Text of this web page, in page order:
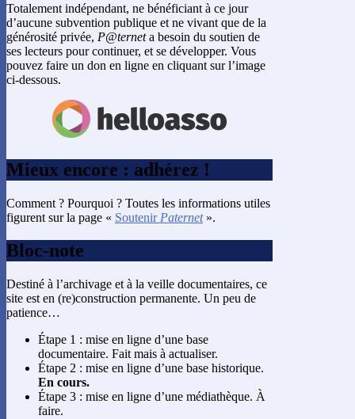
Totalement indépendant, ne bénéficiant à ce jour
d’aucune subvention publique et ne vivant que de la
générosité privée, P@terneta besoin du soutien de
ses lecteurs pour continuer, et se développer. Vous
pouvez faire un don en ligne en cliquant sur l’image
ci-dessous.
Mieux encore : adhérez !
Comment ? Pourquoi ? Toutes les informations utiles
figurent sur la page « Soutenir Paternet».
Bloc-note
Destiné à l’archivage et à la veille documentaires, ce
site est en (re)construction permanente. Un peu de
patience…
Étape 1 : mise en ligne d’une base
documentaire. Fait mais à actualiser.
Étape 2 : mise en ligne d’une base historique.
En cours.
Étape 3 : mise en ligne d’une médiathèque. À
faire.